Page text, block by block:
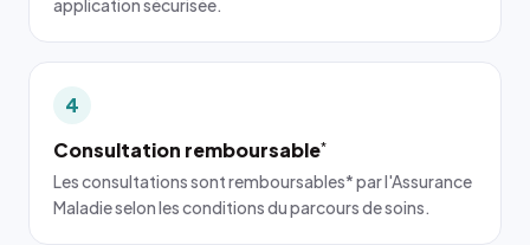
application sécurisée.
4
Consultation remboursable*
Les consultations sont remboursables* par l'Assurance
Maladie selon les conditions du parcours de soins.